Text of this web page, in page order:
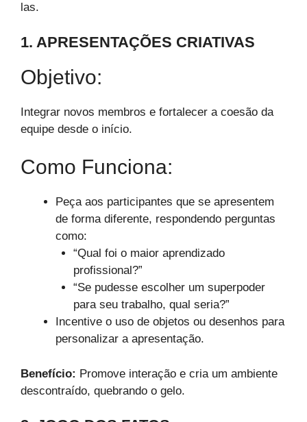
las.
1. APRESENTAÇÕES CRIATIVAS
Objetivo:
Integrar novos membros e fortalecer a coesão da
equipe desde o início.
Como Funciona:
Peça aos participantes que se apresentem
de forma diferente, respondendo perguntas
como:
“Qual foi o maior aprendizado
profissional?”
“Se pudesse escolher um superpoder
para seu trabalho, qual seria?”
Incentive o uso de objetos ou desenhos para
personalizar a apresentação.
Benefício: Promove interação e cria um ambiente
descontraído, quebrando o gelo.